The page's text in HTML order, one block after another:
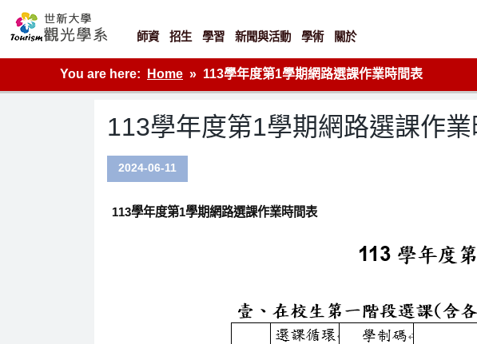
content
世新大學觀光學系網站
師資 招生 學習 新聞與活動 學術 關於
You are here: Home 113學年度第1學期網路選課作業時間表
113學年度第1學期網路選課作
2024-06-11
113學年度第1學期網路選課作業時間表